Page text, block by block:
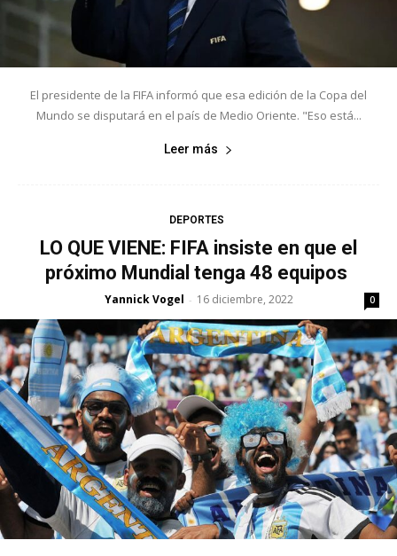
El presidente de la FIFA informó que esa edición de la Copa del
Mundo se disputará en el país de Medio Oriente. "Eso está...
Leer más
DEPORTES
LO QUE VIENE: FIFA insiste en que el
próximo Mundial tenga 48 equipos
Yannick Vogel - 16 diciembre, 2022 0